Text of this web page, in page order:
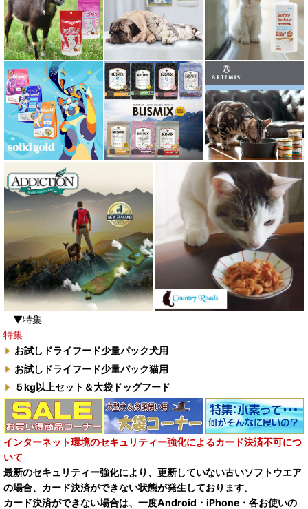
▼特集
特集
お試しドライフード少量パック犬用
お試しドライフード少量パック猫用
５kg以上セット＆大袋ドッグフード
インターネット環境のセキュリティー強化によるカード決済不可につ
いて
最新のセキュリティー強化により、更新していない古いソフトウエア
の場合、カード決済ができない状態が発生しております。
カード決済ができない場合は、一度Android・iPhone・各お使いの